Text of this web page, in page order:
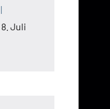
8. Juli